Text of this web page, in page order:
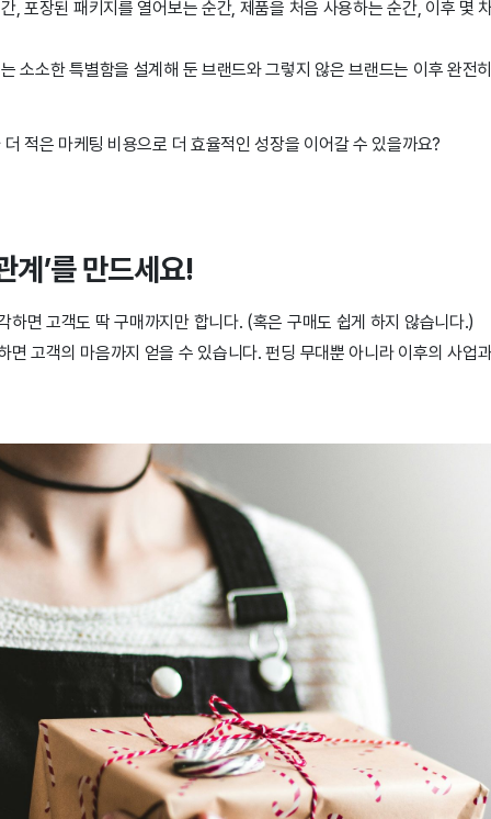
, 포장된 패키지를 열어보는 순간, 제품을 처음 사용하는 순간, 이후 몇
소소한 특별함을 설계해 둔 브랜드와 그렇지 않은 브랜드는 이후 완전
적은 마케팅 비용으로 더 효율적인 성장을 이어갈 수 있을까요?
계’를 만드세요!
하면 고객도 딱 구매까지만 합니다. (혹은 구매도 쉽게 하지 않습니다.)
면 고객의 마음까지 얻을 수 있습니다. 펀딩 무대뿐 아니라 이후의 사업